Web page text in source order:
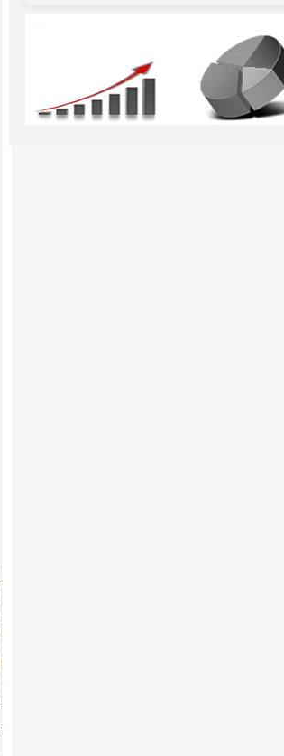
Ворог завдав комбінованого
двоє поранених. Ще десятеро
після атаки БПЛА по ринку на